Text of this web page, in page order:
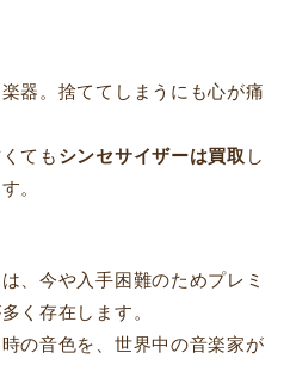
器。捨ててしまうにも心が痛
ても シンセサイザーは買取 し
。
、今や入手困難のためプレミ
く存在します。
の音色を、世界中の音楽家が